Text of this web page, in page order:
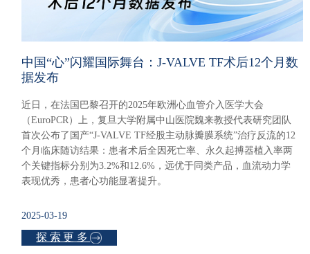
中国“心”闪耀国际舞台：J-VALVE TF术后12个月数
据发布
近日，在法国巴黎召开的2025年欧洲心血管介入医学大会
（EuroPCR）上，复旦大学附属中山医院魏来教授代表研究团队
首次公布了国产“J-VALVE TF经股主动脉瓣膜系统”治疗反流的12
个月临床随访结果：患者术后全因死亡率、永久起搏器植入率两
个关键指标分别为3.2%和12.6%，远优于同类产品，血流动力学
表现优秀，患者心功能显著提升。
2025-03-19
探索更多